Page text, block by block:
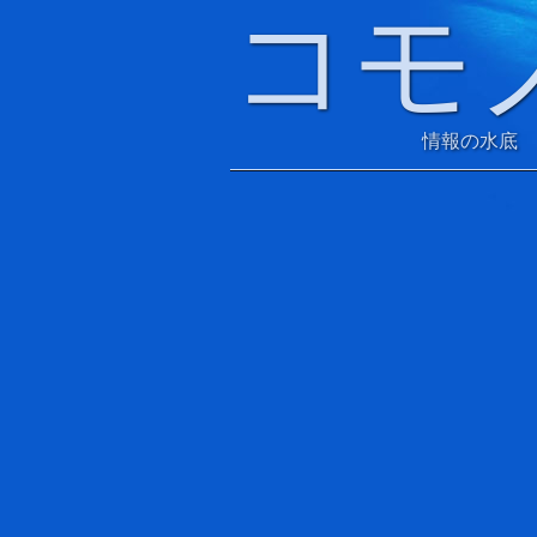
コモ
情報の水底